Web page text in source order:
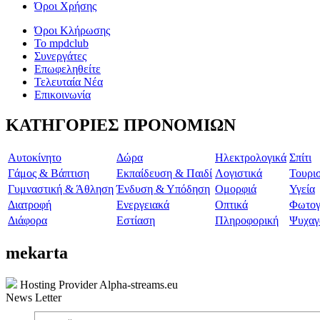
Όροι Χρήσης
Όροι Κλήρωσης
To mpdclub
Συνεργάτες
Επωφεληθείτε
Τελευταία Νέα
Επικοινωνία
ΚΑΤΗΓΟΡΙΕΣ ΠΡΟΝΟΜΙΩΝ
Aυτοκίνητο Δώρα Ηλεκτρολογικά Σπίτι
Γάμος & Βάπτιση
Εκπαίδευση & Παιδί Λογιστικά
Γυμναστική & Άθληση Ένδυση & Υπόδηση Ομορφιά
Υγεία
Διατροφή
Ενεργειακά Οπτικά
Διάφορα
Εστίαση Πληροφορική
mekarta
Hosting Provider Alpha-streams.eu
News Letter